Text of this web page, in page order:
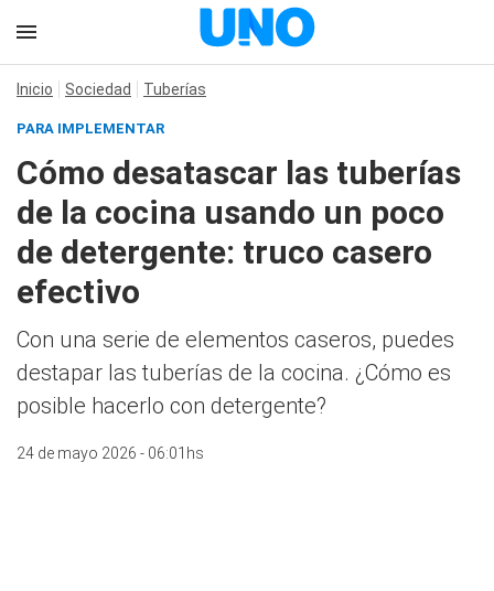
Inicio Sociedad Tuberías
PARA IMPLEMENTAR
Cómo desatascar las tuberías
de la cocina usando un poco
de detergente: truco casero
efectivo
Con una serie de elementos caseros, puedes
destapar las tuberías de la cocina. ¿Cómo es
posible hacerlo con detergente?
24 de mayo 2026 - 06:01hs